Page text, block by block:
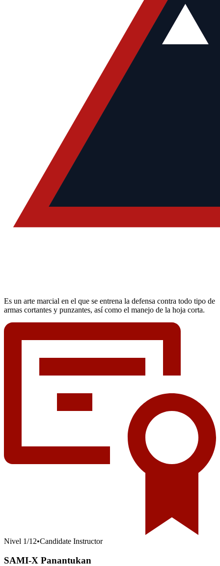
Es un arte marcial en el que se entrena la defensa contra todo tipo de
armas cortantes y punzantes, así como el manejo de la hoja corta.
Nivel 1/12•Candidate Instructor
SAMI-X Panantukan